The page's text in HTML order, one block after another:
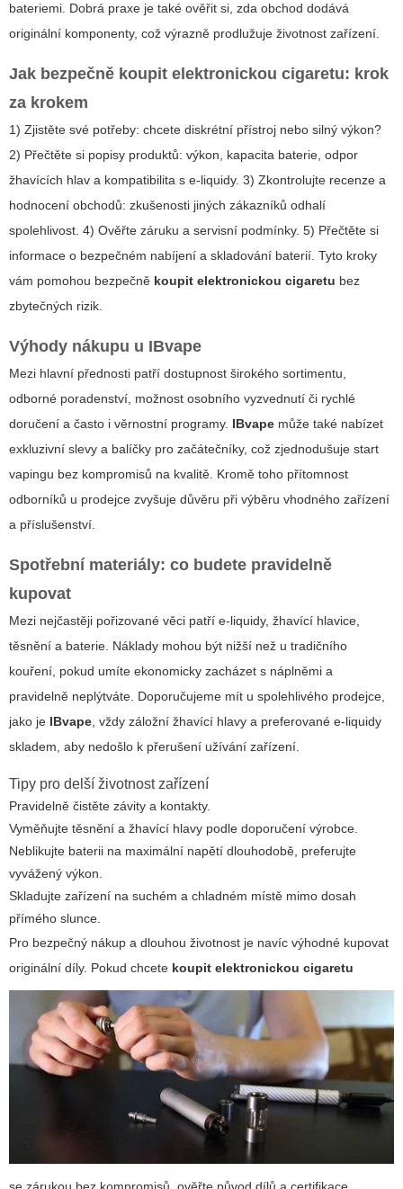
bateriemi. Dobrá praxe je také ověřit si, zda obchod dodává
originální komponenty, což výrazně prodlužuje životnost zařízení.
Jak bezpečně koupit elektronickou cigaretu: krok
za krokem
1) Zjistěte své potřeby: chcete diskrétní přístroj nebo silný výkon?
2) Přečtěte si popisy produktů: výkon, kapacita baterie, odpor
žhavících hlav a kompatibilita s e-liquidy. 3) Zkontrolujte recenze a
hodnocení obchodů: zkušenosti jiných zákazníků odhalí
spolehlivost. 4) Ověřte záruku a servisní podmínky. 5) Přečtěte si
informace o bezpečném nabíjení a skladování baterií. Tyto kroky
vám pomohou bezpečně koupit elektronickou cigaretu bez
zbytečných rizik.
Výhody nákupu u IBvape
Mezi hlavní přednosti patří dostupnost širokého sortimentu,
odborné poradenství, možnost osobního vyzvednutí či rychlé
doručení a často i věrnostní programy. IBvape může také nabízet
exkluzivní slevy a balíčky pro začátečníky, což zjednodušuje start
vapingu bez kompromisů na kvalitě. Kromě toho přítomnost
odborníků u prodejce zvyšuje důvěru při výběru vhodného zařízení
a příslušenství.
Spotřební materiály: co budete pravidelně
kupovat
Mezi nejčastěji pořizované věci patří e-liquidy, žhavící hlavice,
těsnění a baterie. Náklady mohou být nižší než u tradičního
kouření, pokud umíte ekonomicky zacházet s náplněmi a
pravidelně neplýtváte. Doporučujeme mít u spolehlivého prodejce,
jako je IBvape, vždy záložní žhavící hlavy a preferované e-liquidy
skladem, aby nedošlo k přerušení užívání zařízení.
Tipy pro delší životnost zařízení
Pravidelně čistěte závity a kontakty.
Vyměňujte těsnění a žhavící hlavy podle doporučení výrobce.
Neblikujte baterii na maximální napětí dlouhodobě, preferujte
vyvážený výkon.
Skladujte zařízení na suchém a chladném místě mimo dosah
přímého slunce.
Pro bezpečný nákup a dlouhou životnost je navíc výhodné kupovat
originální díly. Pokud chcete koupit elektronickou cigaretu